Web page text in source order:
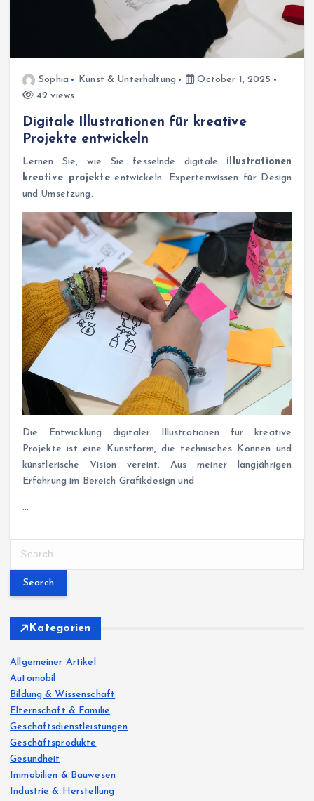
Sophia Kunst & Unterhaltung
October 1, 2025
42 views
Digitale Illustrationen für kreative
Projekte entwickeln
Lernen Sie, wie Sie fesselnde digitale illustrationen
kreative projekteentwickeln. Expertenwissen für Design
und Umsetzung.
Die Entwicklung digitaler Illustrationen für kreative
Projekte ist eine Kunstform, die technisches Können und
künstlerische Vision vereint. Aus meiner langjährigen
Erfahrung im Bereich Grafikdesign und
…
r
f
o
r
:
Kategorien
Allgemeiner Artikel
Automobil
Bildung & Wissenschaft
Elternschaft & Familie
Geschäftsdienstleistungen
Geschäftsprodukte
Gesundheit
Immobilien & Bauwesen
Industrie & Herstellung